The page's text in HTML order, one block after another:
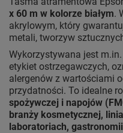
x 60 m w kolorze białym.
akrylowym, który
metali, tworzyw
Wykorzystywana jest
etykiet ostrzegawczych,
alergenów z wartościami
przydatności. To idealne
spożywczej i napojów
branży kosmetycznej,
laboratoriach,